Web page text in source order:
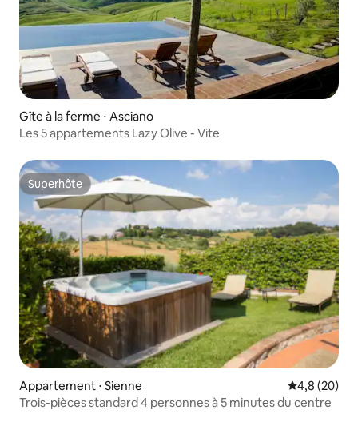
Gîte à la ferme ⋅ Asciano
Les 5 appartements Lazy Olive - Vite
Superhôte
Superhôte
Appartement ⋅ Sienne Évaluation
4,8 (20)
Trois-pièces standard 4 personnes à 5 minutes du centre